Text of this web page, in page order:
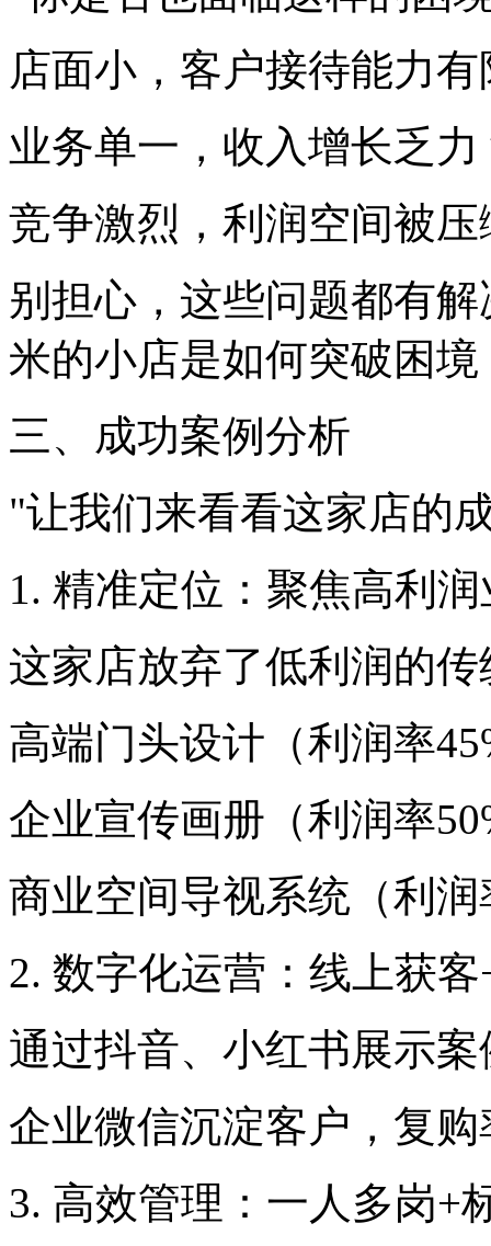
店面小，客户接待能力有
业务单一，收入增长乏力
竞争激烈，利润空间被压
别担心，这些问题都有
米的小店是如何突破困
三、成功案例分析
"让我们来看看这家店的
1. 精准定位：聚焦高利
这家店放弃了低利润的
高端门头设计（利润率
企业宣传画册（利润率
商业空间导视系统（利润
2. 数字化运营：线上获
通过抖音、小红书展示
企业微信沉淀客户，复购
3. 高效管理：一人多岗+